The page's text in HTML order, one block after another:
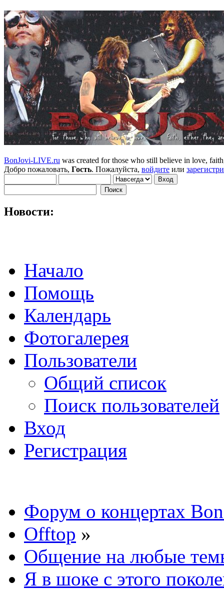
BonJovi-LIVE.ru was created for those who still believe in love,
Добро пожаловать, Гость. Пожалуйста, войдите или
Новости:
Начало
Помощь
Календарь
Фотогалерея
Пользователи
Общий список
Поиск пользователей
Вход
Регистрация
Форум о концертах
Offtop »
Общение на любые
Я в шоке с этого